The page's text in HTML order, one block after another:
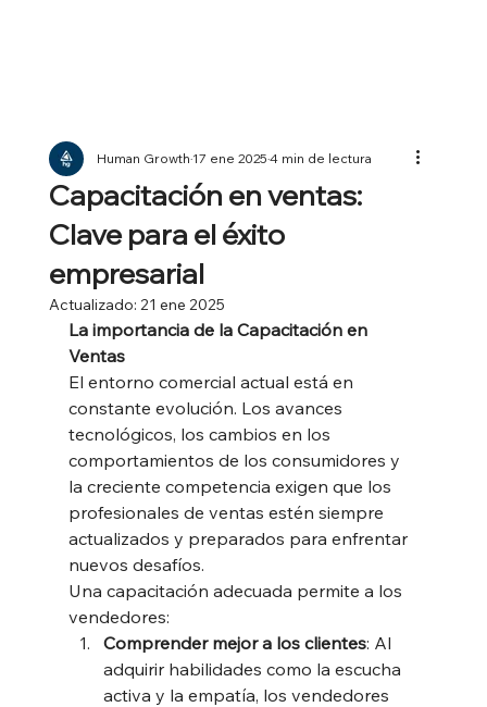
Capacitación en ventas:
Clave para el éxito
empresarial
Human Growth17 ene 20254 min de lectura
Actualizado: 21 ene 2025
La importancia de la Capacitación en
Ventas
El entorno comercial actual está en
constante evolución. Los avances
tecnológicos, los cambios en los
comportamientos de los consumidores y
la creciente competencia exigen que los
profesionales de ventas estén siempre
actualizados y preparados para enfrentar
nuevos desafíos.
Una capacitación adecuada permite a los
vendedores:
Comprender mejor a los clientes: Al
adquirir habilidades como la escucha
activa y la empatía, los vendedores